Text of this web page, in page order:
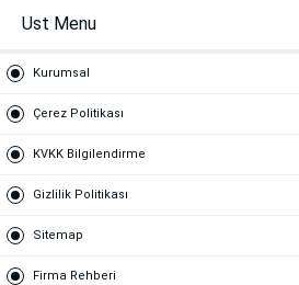
Ust Menu
Kurumsal
Çerez Politikası
KVKK Bilgilendirme
Gizlilik Politikası
Sitemap
Firma Rehberi